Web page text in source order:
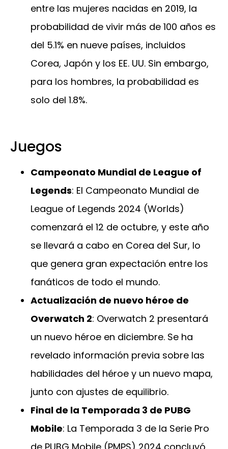
entre las mujeres nacidas en 2019, la
probabilidad de vivir más de 100 años es
del 5.1% en nueve países, incluidos
Corea, Japón y los EE. UU. Sin embargo,
para los hombres, la probabilidad es
solo del 1.8%.
Juegos
Campeonato Mundial de League of
Legends: El Campeonato Mundial de
League of Legends 2024 (Worlds)
comenzará el 12 de octubre, y este año
se llevará a cabo en Corea del Sur, lo
que genera gran expectación entre los
fanáticos de todo el mundo.
Actualización de nuevo héroe de
Overwatch 2: Overwatch 2 presentará
un nuevo héroe en diciembre. Se ha
revelado información previa sobre las
habilidades del héroe y un nuevo mapa,
junto con ajustes de equilibrio.
Final de la Temporada 3 de PUBG
Mobile: La Temporada 3 de la Serie Pro